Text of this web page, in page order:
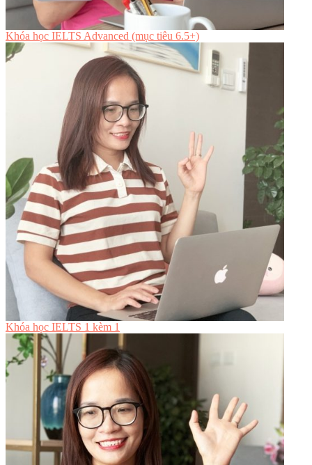
Khóa học IELTS Advanced (mục tiêu 6.5+)
Khóa học IELTS 1 kèm 1